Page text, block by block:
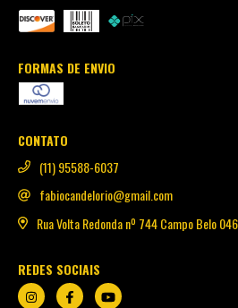
FORMAS DE ENVIO
CONTATO
(11) 95588-6037
fabiocandelorio@gmail.com
Rua Volta Redonda nº 744 Campo Belo
REDES SOCIAIS